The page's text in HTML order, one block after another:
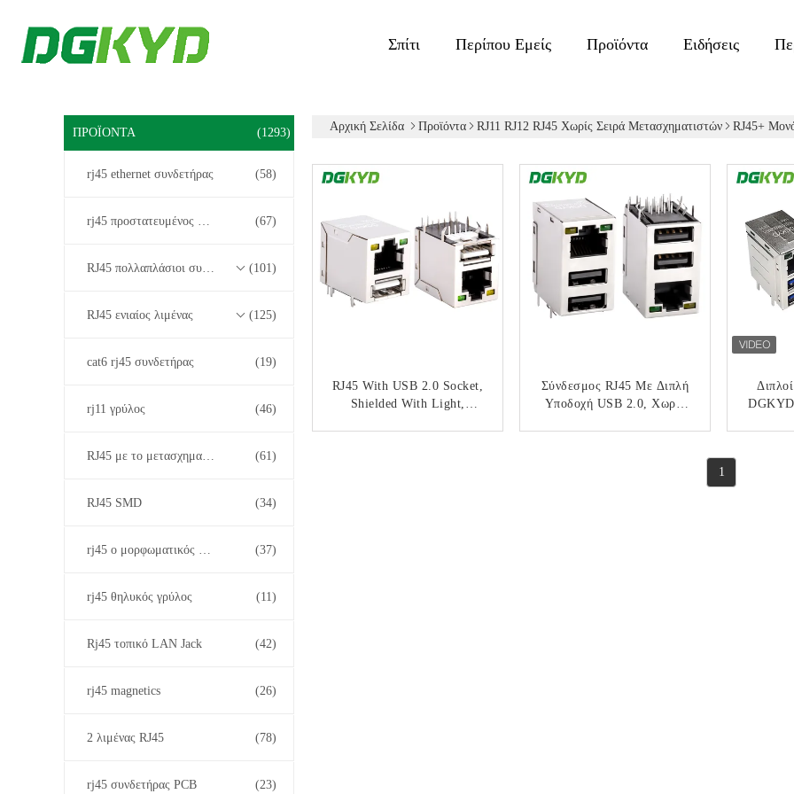
Σπίτι Περίπου Εμείς Προϊόντα Ειδήσεις
ΠΡΟΪΌΝΤΑ (1293)
rj45 ethernet συνδετήρας (58)
rj45 προστατευμένος συνδετήρας (67)
RJ45 πολλαπλάσιοι συνδετήρες λιμένων (101)
RJ45 ενιαίος λιμένας (125)
cat6 rj45 συνδετήρας (19)
rj11 γρύλος (46)
RJ45 με το μετασχηματιστή (61)
RJ45 SMD (34)
rj45 ο μορφωματικός Jack (37)
rj45 θηλυκός γρύλος (11)
Rj45 τοπικό LAN Jack (42)
rj45 magnetics (26)
2 λιμένας RJ45 (78)
rj45 συνδετήρας PCB (23)
Αρχική Σελίδα Προϊόντα RJ11 RJ12 RJ45 Χωρίς Σειρά Μετασχηματιστών RJ45+
RJ45 With USB 2.0 Socket,
Shielded With Light,
Σύνδεσμος RJ45 Με Διπλή
Υποδοχή USB 2.0, Χωρίς
1